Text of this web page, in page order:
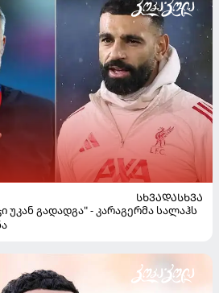
ᲡᲮᲕᲐᲓᲐᲡᲮᲕᲐ
უკან გადადგა" - კარაგერმა სალაჰს